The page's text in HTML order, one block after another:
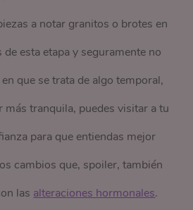
a notar granitos o brotes en
esta etapa y seguramente no
que se trata de algo temporal,
más tranquila, puedes visitar a tu
para que entiendas mejor
cambios que, spoiler, también
las alteraciones hormonales.